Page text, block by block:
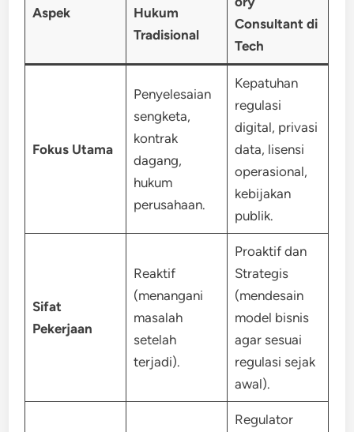
Aspek
Hukum
Tradisional
Consultant di
Tech
Fokus Utama
Penyelesaian
sengketa,
kontrak
dagang,
hukum
perusahaan.
Kepatuhan
regulasi
digital, privasi
data, lisensi
operasional,
kebijakan
publik.
Sifat
Pekerjaan
Reaktif
(menangani
masalah
setelah
terjadi).
Proaktif dan
Strategis
(mendesain
model bisnis
agar sesuai
regulasi sejak
awal).
Regulator